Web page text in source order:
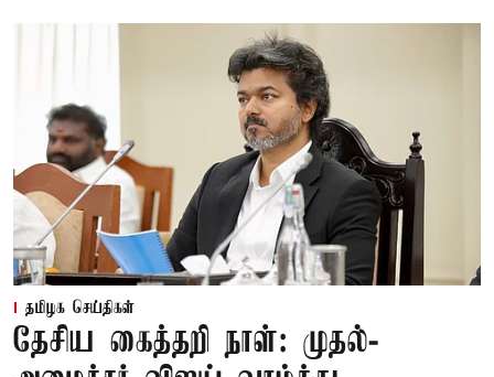
தமிழக செய்திகள்
தேசிய கைத்தறி நாள்: முதல்-